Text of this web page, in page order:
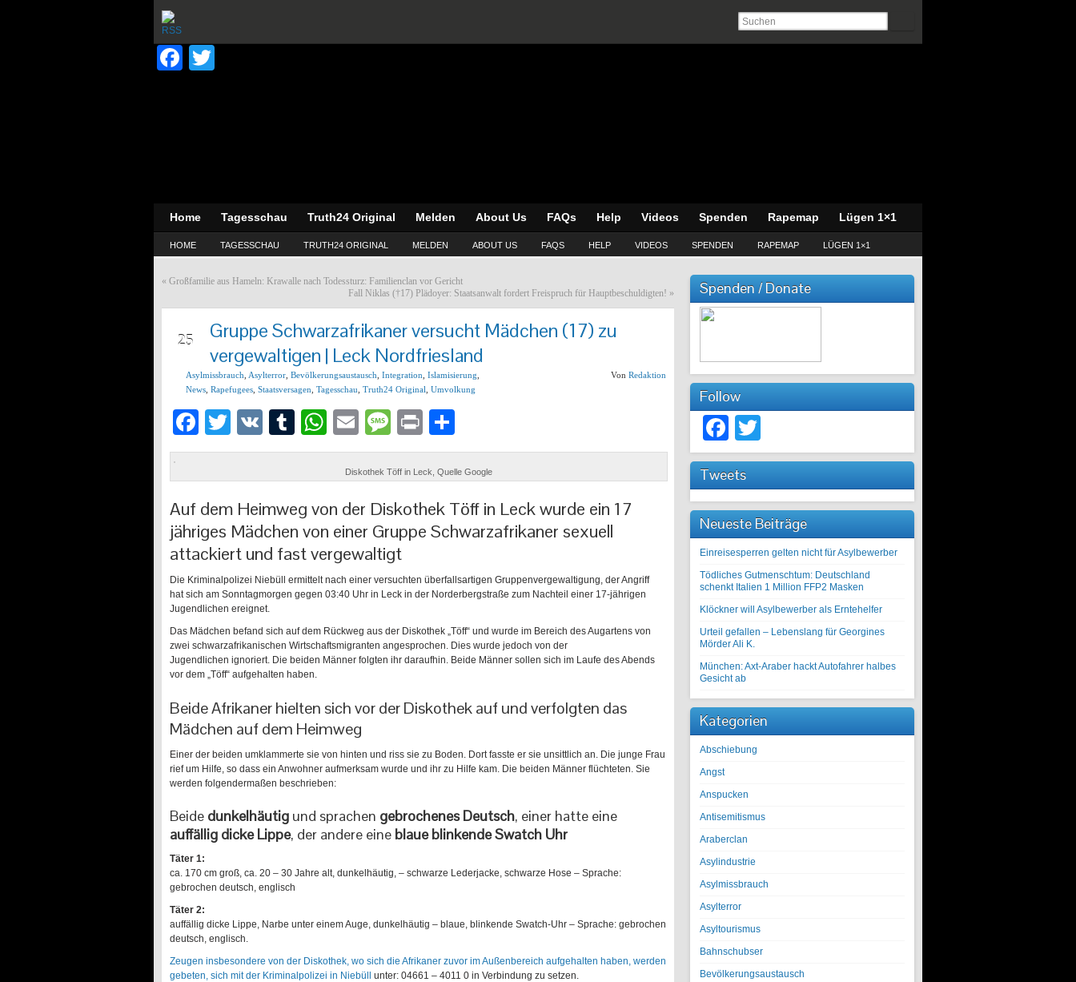
Facebook
Home Tagesschau Truth24 Original Melden About Us FAQs Help Videos Spenden Rapemap Lügen 1×1
HOME TAGESSCHAU TRUTH24 ORIGINAL MELDEN ABOUT US FAQS HELP VIDEOS SPENDEN RAPEMAP LÜGEN 1×1
« Großfamilie aus Hameln: Krawalle nach Todessturz: Familienclan vor Gericht
Fall Niklas (†17) Plädoyer: Staatsanwalt fordert Freispruch für Hauptbeschuldigten! »
25
Gruppe Schwarzafrikaner versucht Mädchen (17) zu
vergewaltigen | Leck Nordfriesland
Asylmissbrauch Asylterror Bevölkerungsaustausch Integration Islamisierung
News Rapefugees Staatsversagen Tagesschau Truth24 Original Umvolkung
Von Redaktion
Facebook
Twitter
VK Tumblr
WhatsApp
EmailMessage
Print
Diskothek Töff in Leck, Quelle Google
Auf dem Heimweg von der Diskothek Töff in Leck wurde ein 17
jähriges Mädchen von einer Gruppe Schwarzafrikaner sexuell
attackiert und fast vergewaltigt
Die Kriminalpolizei Niebüll ermittelt nach einer versuchten überfallsartigen Gruppenvergewaltigung, der Angriff
hat sich am Sonntagmorgen gegen 03:40 Uhr in Leck in der Norderbergstraße zum Nachteil einer 17-jährigen
Jugendlichen ereignet.
Das Mädchen befand sich auf dem Rückweg aus der Diskothek „Töff“ und wurde im Bereich des Augartens von
zwei schwarzafrikanischen Wirtschaftsmigranten angesprochen. Dies wurde jedoch von der
Jugendlichen ignoriert. Die beiden Männer folgten ihr daraufhin. Beide Männer sollen sich im Laufe des Abends
vor dem „Töff“ aufgehalten haben.
Beide Afrikaner hielten sich vor der Diskothek auf und verfolgten das
Mädchen auf dem Heimweg
Einer der beiden umklammerte sie von hinten und riss sie zu Boden. Dort fasste er sie unsittlich an. Die junge Frau
rief um Hilfe, so dass ein Anwohner aufmerksam wurde und ihr zu Hilfe kam. Die beiden Männer flüchteten. Sie
werden folgendermaßen beschrieben:
Beide dunkelhäutig und sprachen gebrochenes Deutsch, einer hatte eine
auffällig dicke Lippe, der andere eine blaue blinkende Swatch Uhr
Täter 1:
ca. 170 cm groß, ca. 20 – 30 Jahre alt, dunkelhäutig, – schwarze Lederjacke, schwarze Hose – Sprache:
gebrochen deutsch, englisch
Täter 2:
auffällig dicke Lippe, Narbe unter einem Auge, dunkelhäutig – blaue, blinkende Swatch-Uhr – Sprache: gebrochen
deutsch, englisch.
Zeugen insbesondere von der Diskothek, wo sich die Afrikaner zuvor im Außenbereich aufgehalten haben, werden
gebeten, sich mit der Kriminalpolizei in Niebüll
unter: 04661 – 4011 0 in Verbindung zu setzen.
Spenden / Donate
Follow
Facebook
Tweets
Neueste Beiträge
Einreisesperren gelten nicht für Asylbewerber
Tödliches Gutmenschtum: Deutschland
schenkt Italien 1 Million FFP2 Masken
Klöckner will Asylbewerber als Erntehelfer
Urteil gefallen – Lebenslang für Georgines
Mörder Ali K.
München: Axt-Araber hackt Autofahrer halbes
Gesicht ab
Kategorien
Abschiebung
Angst
Anspucken
Antisemitismus
Araberclan
Asylindustrie
Asylmissbrauch
Asylterror
Asyltourismus
Bahnschubser
Bevölkerungsaustausch